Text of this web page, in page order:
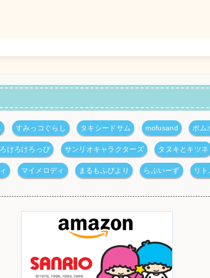
すみっコぐらし タキシードサム mofusand ポム
けろけろっぴ サンリオキャラクターズ タヌキとキツネ
マイメロディ まるもふびより らぶいーず リ